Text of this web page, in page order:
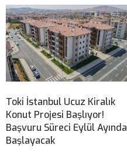
Toki İstanbul Ucuz Kiralık
Konut Projesi Başlıyor!
Başvuru Süreci Eylül Ayında
Başlayacak